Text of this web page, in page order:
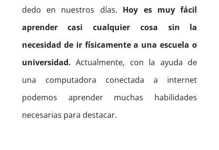
dedo en nuestros días. Hoy es muy fácil
aprender casi cualquier cosa sin la
necesidad de ir físicamente a una escuela o
universidad. Actualmente, con la ayuda de
una computadora conectada a internet
podemos aprender muchas habilidades
necesarias para destacar.